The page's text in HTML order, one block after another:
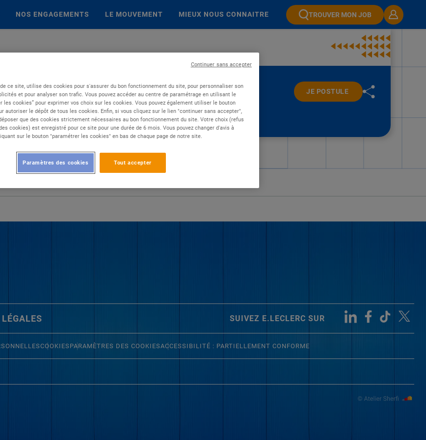
NOS ENGAGEMENTS LE MOUVEMENT MIEUX NOUS CONNAITRE TROUVER MON JOB
JE POSTULE
SUIVEZ E.LECLERC SUR
COOKIES PARAMÈTRES DES COOKIESACCESSIBILITÉ : PARTIELLEMENT CONFORME
de ce site, utilise des cookies pour s'assurer du bon fonctionnement du site, pour personnaliser son
et pour analyser son trafic. Vous pouvez accéder au centre de paramétrage en utilisant le
les cookies” pour exprimer vos choix sur les cookies. Vous pouvez également utiliser le bouton
autoriser le dépôt de tous les cookies. Enfin, si vous cliquez sur le lien "continuer sans accepter",
que des cookies strictement nécessaires au bon fonctionnement du site. Votre choix (refus
cookies) est enregistré pour ce site pour une durée de 6 mois. Vous pouvez changer d'avis à
sur le bouton "paramétrer les cookies" en bas de chaque page de notre site.
Tout accepter
Paramètres des cookies
Continuer sans accepter